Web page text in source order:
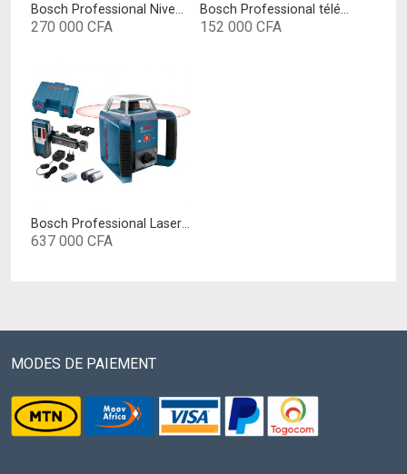
Bosch Professional Niveau optique GOL 32 D (grossissement 32x, unité de mesure: 360 degrés, portée : jusqu’à 120 m, dans un coffret de transport)
270 000 CFA
Bosch Professional télémètre laser GLM 40 (avec fonction mémoire, portée : 0,15 – 40 m ; contenu du carton : télémètre laser Bosch GLM 40, 2 piles 1,5 V, housse de protection)
152 000 CFA
Bosch Professional Laser rotatif GRL 400 H (Commande par bouton unique, Portée: 400 m (diamètre), coffret de transport)
637 000 CFA
MODES DE PAIEMENT